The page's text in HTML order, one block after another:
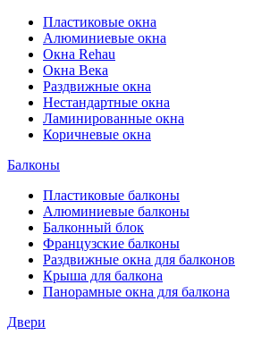
Пластиковые окна
Алюминиевые окна
Окна Rehau
Окна Века
Раздвижные окна
Нестандартные окна
Ламинированные окна
Коричневые окна
Балконы
Пластиковые балконы
Алюминиевые балконы
Балконный блок
Французские балконы
Раздвижные окна для балконов
Крыша для балкона
Панорамные окна для балкона
Двери